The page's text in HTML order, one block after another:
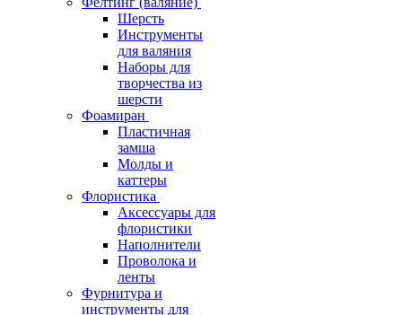
Шерсть
Инструменты
для валяния
Наборы для
творчества из
шерсти
Фоамиран
Пластичная
замша
Молды и
каттеры
Флористика
Аксессуары для
флористики
Наполнители
Проволока и
ленты
Фурнитура и
инструменты для